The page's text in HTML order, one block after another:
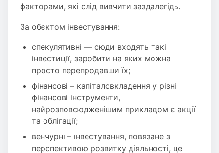
факторами, які слід вивчити заздалегідь.
За обєктом інвестування:
спекулятивні — сюди входять такі
інвестиції, заробити на яких можна
просто перепродавши їх;
фінансові – капіталовкладення у різні
фінансові інструменти,
найрозповсюдженішим прикладом є акції
та облігації;
венчурні – інвестування, повязане з
перспективою розвитку діяльності, це